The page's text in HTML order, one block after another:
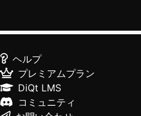
ヘルプ
プレミアムプラン
DiQt LMS
コミュニティ